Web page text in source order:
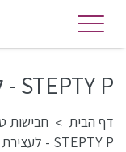
STEPTY P - לעצירת דימום עורקי
דף הבית > חבישות
STEPTY P - לעצירת דימום עורקי